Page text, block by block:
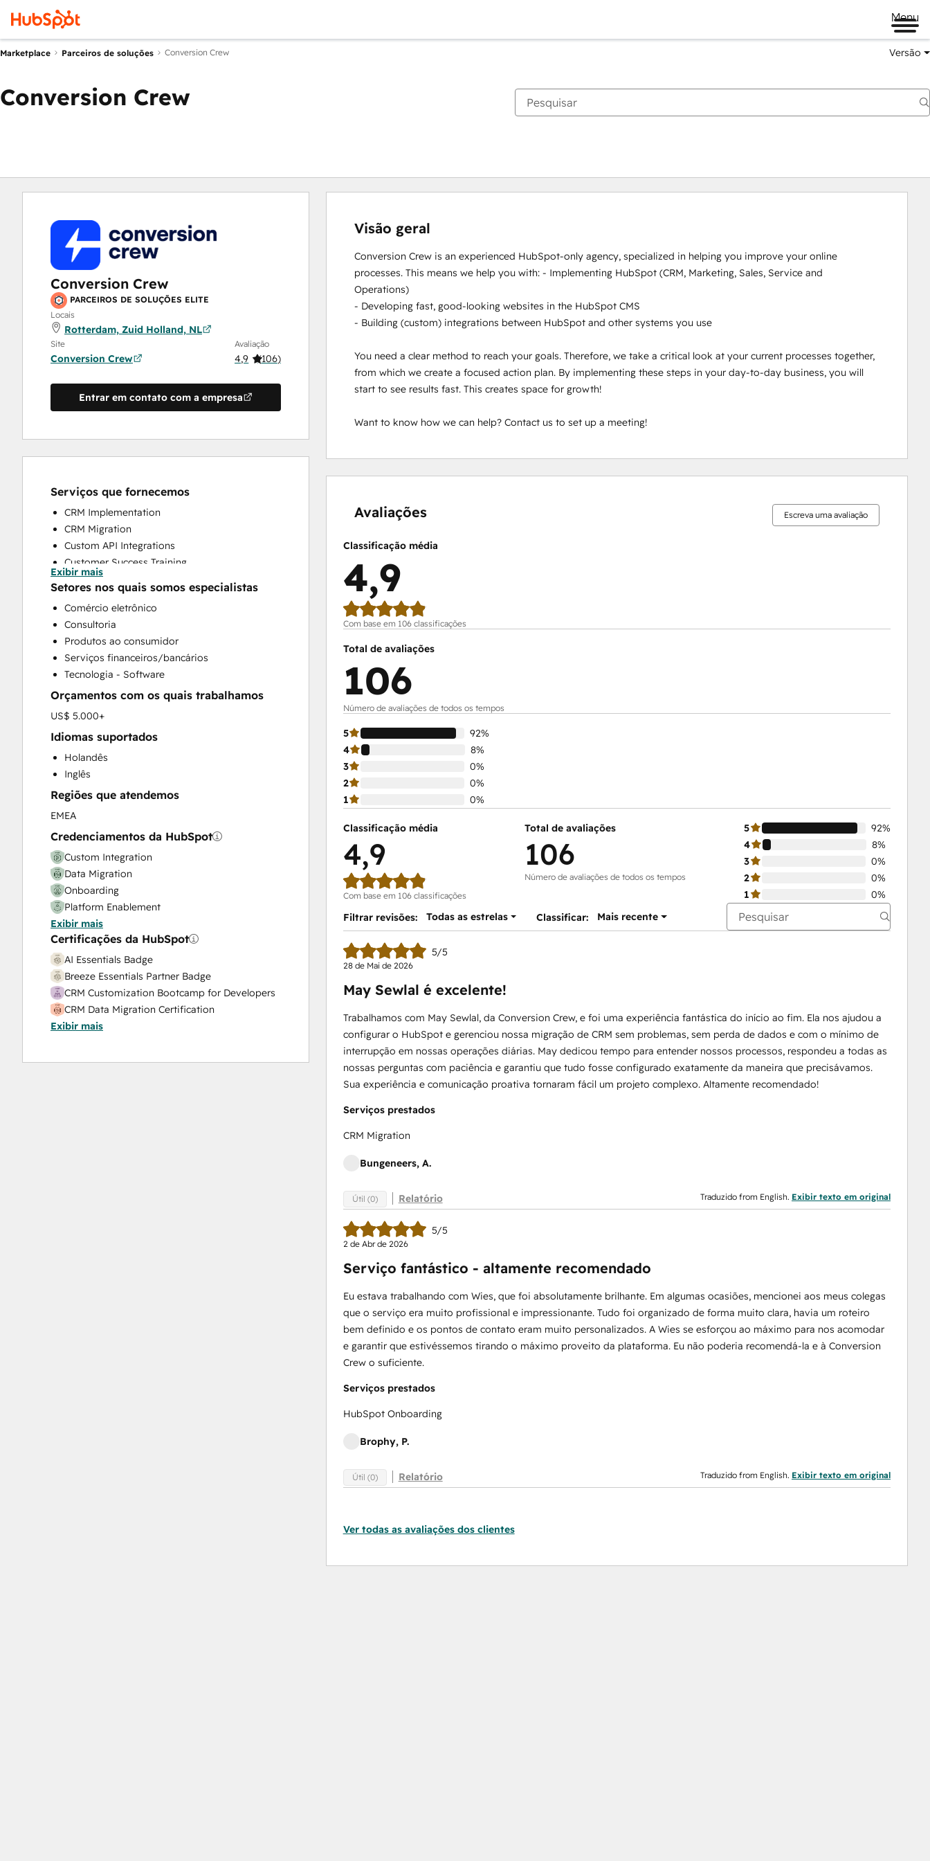
Menu
Marketplace Parceiros de soluções Conversion Crew Versão
Conversion Crew
Conversion Crew
PARCEIROS DE SOLUÇÕES ELITE
Locais
Rotterdam, Zuid Holland, NL
Site
Conversion Crew
Avaliação
4,9 (106)
Entrar em contato com a empresa
Serviços que fornecemos
CRM Implementation
CRM Migration
Custom API Integrations
Customer Success Training
Customer Support Training
Customer Survey and Analysis
Help Desk Implementation
HubSpot Onboarding
Knowledge Base Development
Programmable Automation
Sales and Marketing Alignment
Sales Enablement
Website Design
Website Migration
Exibir mais
Setores nos quais somos especialistas
Comércio eletrônico
Consultoria
Produtos ao consumidor
Serviços financeiros/bancários
Tecnologia - Software
Orçamentos com os quais trabalhamos
US$ 5.000+
Idiomas suportados
Holandês
Inglês
Regiões que atendemos
EMEA
Credenciamentos da HubSpot
Custom Integration
Data Migration
Onboarding
Platform Enablement
Solutions Architecture Design
Exibir mais
Certificações da HubSpot
AI Essentials Badge
Breeze Essentials Partner Badge
CRM Customization Bootcamp for Developers
CRM Data Migration Certification
Data Integrations Certification
HubSpot Architecture I: Data Models and APIs
Exibir mais
Visão geral
Conversion Crew is an experienced HubSpot-only agency, specialized in helping you improve your online
processes. This means we help you with: - Implementing HubSpot (CRM, Marketing, Sales, Service and
Operations)
- Developing fast, good-looking websites in the HubSpot CMS
- Building (custom) integrations between HubSpot and other systems you use
You need a clear method to reach your goals. Therefore, we take a critical look at your current processes together,
from which we create a focused action plan. By implementing these steps in your day-to-day business, you will
start to see results fast. This creates space for growth!
Want to know how we can help? Contact us to set up a meeting!
Avaliações Escreva uma avaliação
Classificação média
4,9
Com base em 106 classificações
Total de avaliações
106
Número de avaliações de todos os tempos
5
92%
4
8%
3
0%
2
0%
1
0%
Classificação média
4,9
Com base em 106 classificações
Total de avaliações
106
Número de avaliações de todos os tempos
5
92%
4
8%
3
0%
2
0%
1
0%
Filtrar revisões:
Todas as estrelas Classificar: Mais recente
5/5
28 de Mai de 2026
May Sewlal é excelente!
Trabalhamos com May Sewlal, da Conversion Crew, e foi uma experiência fantástica do início ao fim. Ela nos ajudou a
configurar o HubSpot e gerenciou nossa migração de CRM sem problemas, sem perda de dados e com o mínimo de
interrupção em nossas operações diárias. May dedicou tempo para entender nossos processos, respondeu a todas as
nossas perguntas com paciência e garantiu que tudo fosse configurado exatamente da maneira que precisávamos.
Sua experiência e comunicação proativa tornaram fácil um projeto complexo. Altamente recomendado!
Serviços prestados
CRM Migration
Bungeneers, A.
Útil (0) Relatório Traduzido from English. Exibir texto em original
5/5
2 de Abr de 2026
Serviço fantástico - altamente recomendado
Eu estava trabalhando com Wies, que foi absolutamente brilhante. Em algumas ocasiões, mencionei aos meus colegas
que o serviço era muito profissional e impressionante. Tudo foi organizado de forma muito clara, havia um roteiro
bem definido e os pontos de contato eram muito personalizados. A Wies se esforçou ao máximo para nos acomodar
e garantir que estivéssemos tirando o máximo proveito da plataforma. Eu não poderia recomendá-la e à Conversion
Crew o suficiente.
Serviços prestados
HubSpot Onboarding
Brophy, P.
Útil (0) Relatório Traduzido from English. Exibir texto em original
Ver todas as avaliações dos clientes